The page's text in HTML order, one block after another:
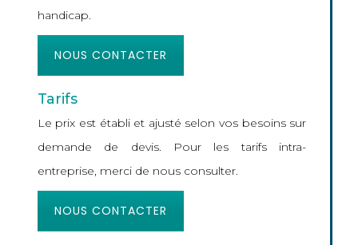
handicap.
NOUS CONTACTER
Tarifs
Le prix est établi et ajusté selon vos besoins sur
demande de devis. Pour les tarifs intra-
entreprise, merci de nous consulter.
NOUS CONTACTER